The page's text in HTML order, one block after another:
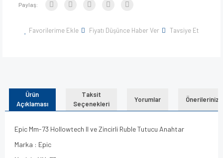
Paylaş:
Favorilerime Ekle Fiyatı Düşünce Haber Ver Tavsiye Et
Ürün
Açıklaması
Taksit
Seçenekleri
Yorumlar Önerileriniz
Epic Mm-73 Hollowtech II ve Zincirli Ruble Tutucu Anahtar
Marka : Epic